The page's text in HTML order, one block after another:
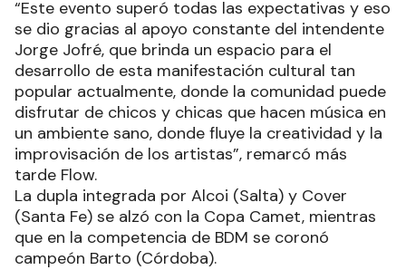
“Este evento superó todas las expectativas y eso
se dio gracias al apoyo constante del intendente
Jorge Jofré, que brinda un espacio para el
desarrollo de esta manifestación cultural tan
popular actualmente, donde la comunidad puede
disfrutar de chicos y chicas que hacen música en
un ambiente sano, donde fluye la creatividad y la
improvisación de los artistas”, remarcó más
tarde Flow.
La dupla integrada por Alcoi (Salta) y Cover
(Santa Fe) se alzó con la Copa Camet, mientras
que en la competencia de BDM se coronó
campeón Barto (Córdoba).